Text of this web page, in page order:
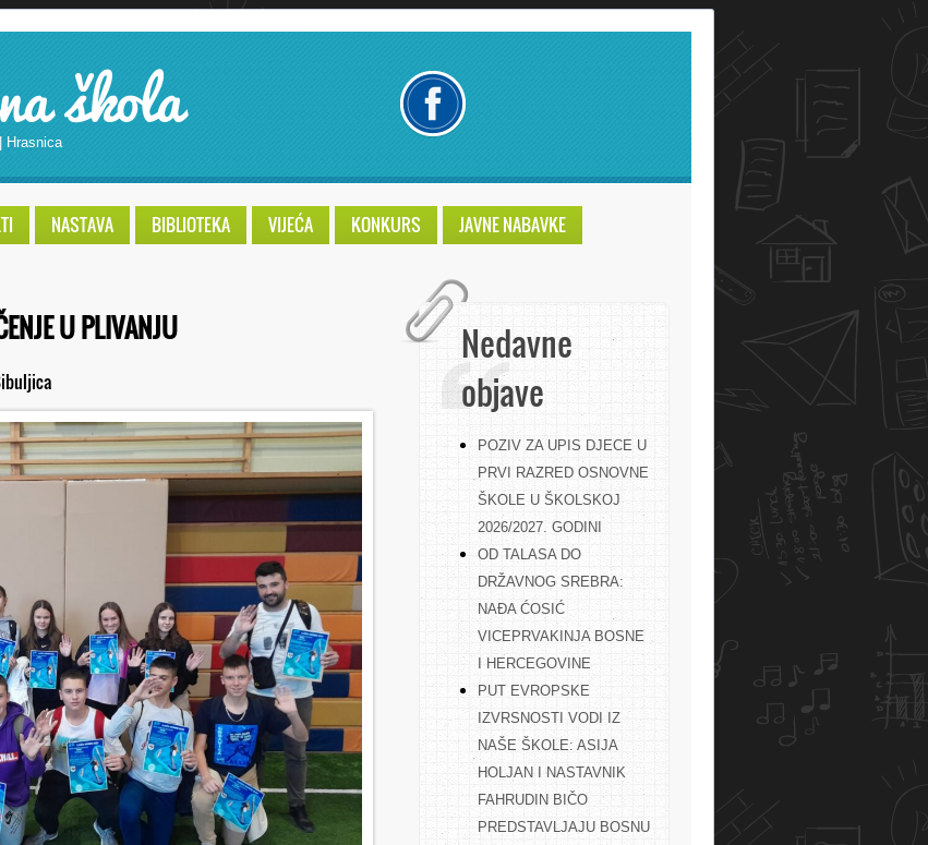
škola
Hrasnica
NASTAVA BIBLIOTEKA VIJEĆA KONKURS JAVNE NABAVKE
Nedavne
objave
POZIV ZA UPIS DJECE U
PRVI RAZRED OSNOVNE
ŠKOLE U ŠKOLSKOJ
2026/2027. GODINI
OD TALASA DO
DRŽAVNOG SREBRA:
NAĐA ĆOSIĆ
VICEPRVAKINJA BOSNE
I HERCEGOVINE
PUT EVROPSKE
IZVRSNOSTI VODI IZ
NAŠE ŠKOLE: ASIJA
HOLJAN I NASTAVNIK
FAHRUDIN BIČO
PREDSTAVLJAJU BOSNU
U PLIVANJU